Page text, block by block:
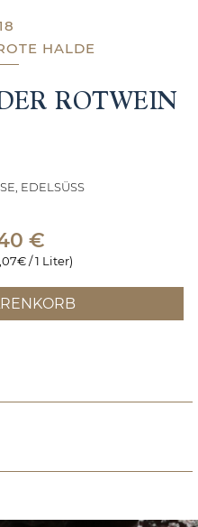
HALDE
ROTWEIN
EDELSÜSS
€
/ 1 Liter)